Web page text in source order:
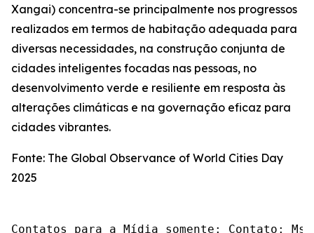
Xangai) concentra-se principalmente nos progressos
realizados em termos de habitação adequada para
diversas necessidades, na construção conjunta de
cidades inteligentes focadas nas pessoas, no
desenvolvimento verde e resiliente em resposta às
alterações climáticas e na governação eficaz para
cidades vibrantes.
Fonte: The Global Observance of World Cities Day
2025
Contatos para a Mídia somente: Contato: